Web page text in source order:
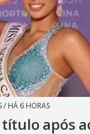
/ HÁ 6 HORAS
após